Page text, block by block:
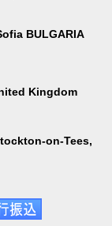
BULGARIA
Kingdom
on-Tees,